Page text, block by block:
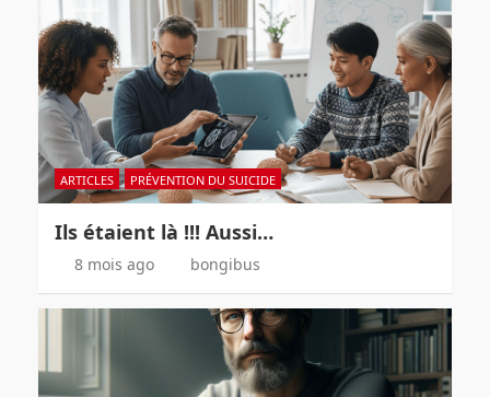
ARTICLES PRÉVENTION DU SUICIDE
Ils étaient là !!! Aussi…
8 mois ago bongibus